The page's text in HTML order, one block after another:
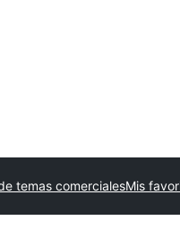
temas comercialesMis